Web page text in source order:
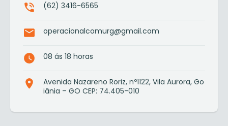
(62) 3416-6565
operacionalcomurg@gmail.com
08 ás 18 horas
Avenida Nazareno Roriz, nº1122, Vila Aurora, Go
iânia – GO CEP: 74.405-010